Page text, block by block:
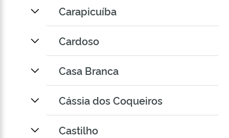
Carapicuíba
Cardoso
Casa Branca
Cássia dos Coqueiros
Castilho